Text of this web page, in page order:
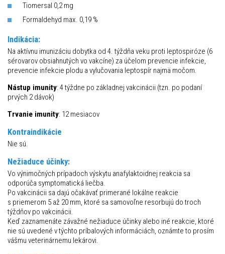
Tiomersal 0,2 mg
Formaldehyd max. 0,19 %
Indikácia:
Na aktívnu imunizáciu dobytka od 4. týždňa veku proti leptospiróze (6
sérovarov obsiahnutých vo vakcíne) za účelom prevencie infekcie,
prevencie infekcie plodu a vylučovania leptospír najmä močom.
Nástup imunity: 4 týždne po základnej vakcinácii (tzn. po podaní
prvých 2 dávok)
Trvanie imunity: 12 mesiacov
Kontraindikácie
Nie sú.
Nežiaduce účinky:
Vo výnimočných prípadoch výskytu anafylaktoidnej reakcia sa
odporúča symptomatická liečba.
Po vakcinácii sa dajú očakávať primerané lokálne reakcie
s priemerom 5 až 20 mm, ktoré sa samovoľne resorbujú do troch
týždňov po vakcinácii.
Keď zaznamenáte závažné nežiaduce účinky alebo iné reakcie, ktoré
nie sú uvedené v týchto príbalových informáciách, oznámte to prosím
vášmu veterinárnemu lekárovi.